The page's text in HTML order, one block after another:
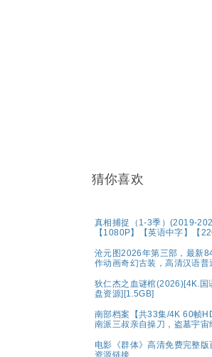
猜你喜欢
真相捕捉（1-3季）(2019-
【1080P】【英语中字】【
沧元图2026年第三部，最新
作动画奇幻古装，高清汉语普
狄仁杰之血谜棺(2026)[4K.国
盘资源][1.5GB]
南部档案【共33集/4K 60帧
南派三叔亲自操刀，盗墓宇宙
险启航🌊南洋谜局，诡影交错
杀，高能对决💥奇幻/冒险【张
电影《群体》高清免费完整版
资源链接